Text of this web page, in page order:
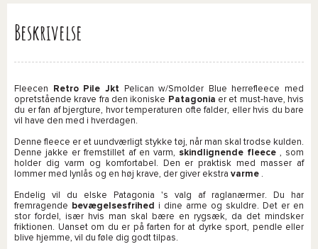
Beskrivelse
Fleecen Retro Pile Jkt Pelican w/Smolder Blue herrefleece med
opretstående krave fra den ikoniske Patagonia er et must-have, hvis
du er fan af bjergture, hvor temperaturen ofte falder, eller hvis du bare
vil have den med i hverdagen.
Denne fleece er et uundværligt stykke tøj, når man skal trodse kulden.
Denne jakke er fremstillet af en varm, skindlignende fleece , som
holder dig varm og komfortabel. Den er praktisk med masser af
lommer med lynlås og en høj krave, der giver ekstra varme
Endelig vil du elske Patagonia 's valg af raglanærmer. Du har
fremragende
bevægelsesfrihed
i dine arme og skuldre. Det er en
stor fordel, især hvis man skal bære en rygsæk, da det mindsker
friktionen. Uanset om du er på farten for at dyrke sport, pendle eller
blive hjemme, vil du føle dig godt tilpas.